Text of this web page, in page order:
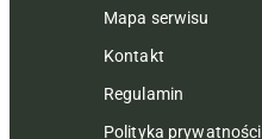
Mapa serwisu
Kontakt
Regulamin
Polityka prywatności